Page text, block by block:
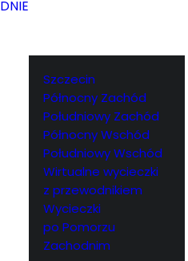
Szczecin
Północny Zachód
Południowy Zachód
Północny Wschód
Południowy Wschód
Wirtualne wycieczki
z przewodnikiem
Wycieczki
po Pomorzu
Zachodnim